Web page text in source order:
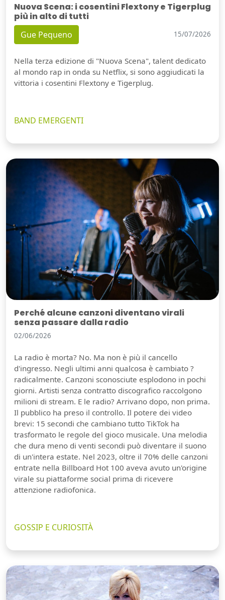
Nuova Scena: i cosentini Flextony e Tigerplug
più in alto di tutti
Gue Pequeno 15/07/2026
Nella terza edizione di "Nuova Scena", talent dedicato
al mondo rap in onda su Netflix, si sono aggiudicati la
vittoria i cosentini Flextony e Tigerplug.
BAND EMERGENTI
Perché alcune canzoni diventano virali
senza passare dalla radio
02/06/2026
La radio è morta? No. Ma non è più il cancello
d'ingresso. Negli ultimi anni qualcosa è cambiato ?
radicalmente. Canzoni sconosciute esplodono in pochi
giorni. Artisti senza contratto discografico raccolgono
milioni di stream. E le radio? Arrivano dopo, non prima.
Il pubblico ha preso il controllo. Il potere dei video
brevi: 15 secondi che cambiano tutto TikTok ha
trasformato le regole del gioco musicale. Una melodia
che dura meno di venti secondi può diventare il suono
di un'intera estate. Nel 2023, oltre il 70% delle canzoni
entrate nella Billboard Hot 100 aveva avuto un'origine
virale su piattaforme social prima di ricevere
attenzione radiofonica.
GOSSIP E CURIOSITÀ